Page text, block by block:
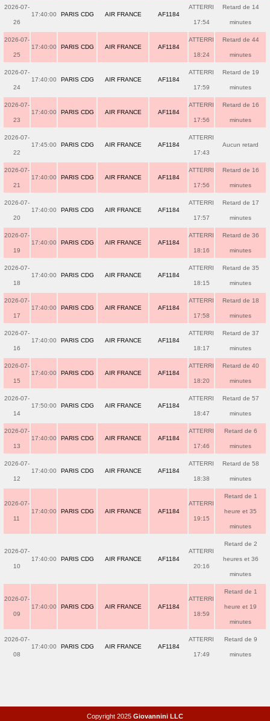
2026-07-
26
17:40:00 PARIS CDG AIR FRANCE AF1184
ATTERRI
17:54
Retard de 14
minutes
2026-07-
25
17:40:00 PARIS CDG AIR FRANCE AF1184
ATTERRI
18:24
Retard de 44
minutes
2026-07-
24
17:40:00 PARIS CDG AIR FRANCE AF1184
ATTERRI
17:59
Retard de 19
minutes
2026-07-
23
17:40:00 PARIS CDG AIR FRANCE AF1184
ATTERRI
17:56
Retard de 16
minutes
2026-07-
22
17:45:00 PARIS CDG AIR FRANCE AF1184
ATTERRI
17:43
Aucun retard
2026-07-
21
17:40:00 PARIS CDG AIR FRANCE AF1184
ATTERRI
17:56
Retard de 16
minutes
2026-07-
20
17:40:00 PARIS CDG AIR FRANCE AF1184
ATTERRI
17:57
Retard de 17
minutes
2026-07-
19
17:40:00 PARIS CDG AIR FRANCE AF1184
ATTERRI
18:16
Retard de 36
minutes
2026-07-
18
17:40:00 PARIS CDG AIR FRANCE AF1184
ATTERRI
18:15
Retard de 35
minutes
2026-07-
17
17:40:00 PARIS CDG AIR FRANCE AF1184
ATTERRI
17:58
Retard de 18
minutes
2026-07-
16
17:40:00 PARIS CDG AIR FRANCE AF1184
ATTERRI
18:17
Retard de 37
minutes
2026-07-
15
17:40:00 PARIS CDG AIR FRANCE AF1184
ATTERRI
18:20
Retard de 40
minutes
2026-07-
14
17:50:00 PARIS CDG AIR FRANCE AF1184
ATTERRI
18:47
Retard de 57
minutes
2026-07-
13
17:40:00 PARIS CDG AIR FRANCE AF1184
ATTERRI
17:46
Retard de 6
minutes
2026-07-
12
17:40:00 PARIS CDG AIR FRANCE AF1184
ATTERRI
18:38
Retard de 58
minutes
2026-07-
11
17:40:00 PARIS CDG AIR FRANCE AF1184
ATTERRI
19:15
Retard de 1
heure et 35
minutes
2026-07-
10
17:40:00 PARIS CDG AIR FRANCE AF1184
ATTERRI
20:16
Retard de 2
heures et 36
minutes
2026-07-
09
17:40:00 PARIS CDG AIR FRANCE AF1184
ATTERRI
18:59
Retard de 1
heure et 19
minutes
2026-07-
08
17:40:00 PARIS CDG AIR FRANCE AF1184
ATTERRI
17:49
Retard de 9
minutes
Copyright 2025 Giovannini LLC